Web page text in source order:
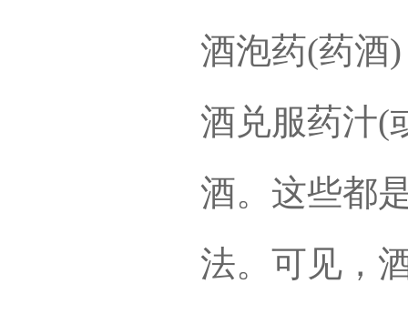
酒泡药(药酒
酒兑服药汁(
酒。这些都
法。可见，